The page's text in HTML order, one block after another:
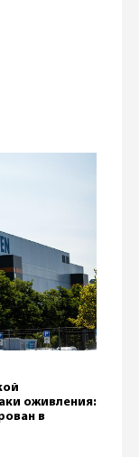
оживления:
в